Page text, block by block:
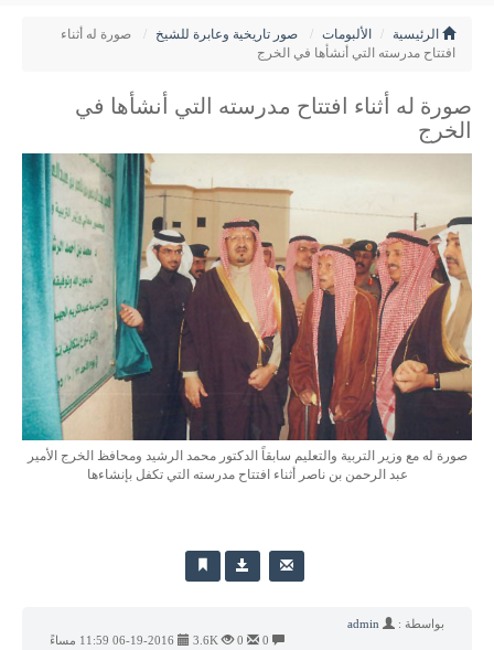
الرئيسية الألبومات صور تاريخية وعابرة للشيخ
صورة له أثناء
افتتاح مدرسته التي أنشأها في الخرج
صورة له أثناء افتتاح مدرسته التي أنشأها في
الخرج
صورة له مع وزير التربية والتعليم سابقاً الدكتور محمد الرشيد ومحافظ الخرج الأمير
عبد الرحمن بن ناصر أثناء افتتاح مدرسته التي تكفل بإنشاءها
بواسطة :
admin
3.6K